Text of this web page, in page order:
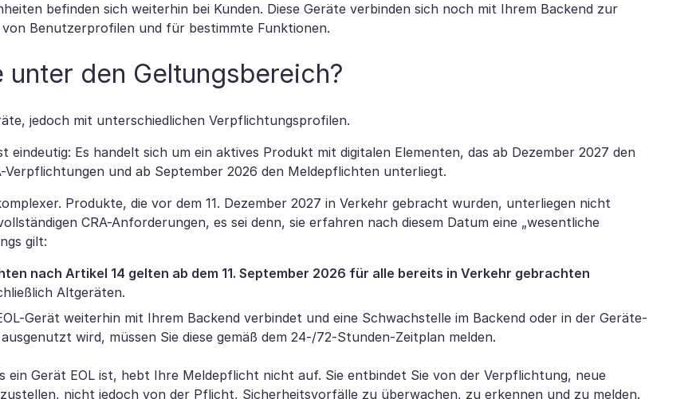
befinden sich weiterhin bei Kunden. Diese Geräte verbinden sich noch mit Ihrem Backend zur
Benutzerprofilen und für bestimmte Funktionen.
unter den Geltungsbereich?
jedoch mit unterschiedlichen Verpflichtungsprofilen.
eindeutig: Es handelt sich um ein aktives Produkt mit digitalen Elementen, das ab Dezember 2027 den
Verpflichtungen und ab September 2026 den Meldepflichten unterliegt.
Produkte, die vor dem 11. Dezember 2027 in Verkehr gebracht wurden, unterliegen nicht
CRA-Anforderungen, es sei denn, sie erfahren nach diesem Datum eine „wesentliche
gilt:
nach Artikel 14 gelten ab dem 11. September 2026 für alle bereits in Verkehr gebrachten
Altgeräten.
Gerät weiterhin mit Ihrem Backend verbindet und eine Schwachstelle im Backend oder in der Geräte-
wird, müssen Sie diese gemäß dem 24-/72-Stunden-Zeitplan melden.
ein Gerät EOL ist, hebt Ihre Meldepflicht nicht auf. Sie entbindet Sie von der Verpflichtung, neue
nicht jedoch von der Pflicht, Sicherheitsvorfälle zu überwachen, zu erkennen und zu melden.